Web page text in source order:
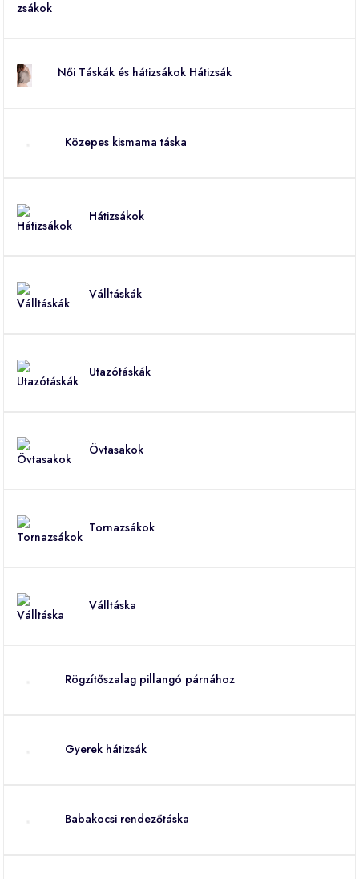
Női Táskák és hátizsákok Hátizsák
Közepes kismama táska
Hátizsákok
Válltáskák
Utazótáskák
Övtasakok
Tornazsákok
Válltáska
Rögzítőszalag pillangó párnához
Gyerek hátizsák
Babakocsi rendezőtáska